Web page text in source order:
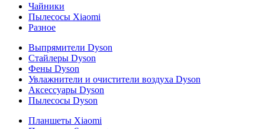
Чайники
Пылесосы Xiaomi
Разное
Выпрямители Dyson
Стайлеры Dyson
Фены Dyson
Увлажнители и очистители воздуха Dyson
Аксессуары Dyson
Пылесосы Dyson
Планшеты Xiaomi